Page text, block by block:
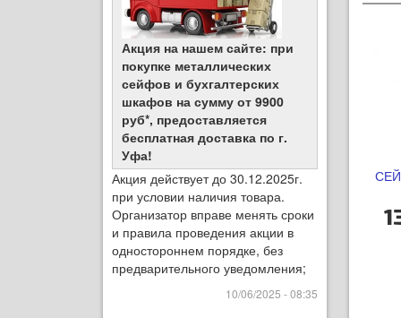
Акция на нашем сайте: при
покупке металлических
сейфов и бухгалтерских
шкафов на сумму от 9900
руб*, предоставляется
бесплатная доставка по г.
Уфа!
Акция действует до 30.12.2025г.
при условии наличия товара.
Организатор вправе менять сроки
и правила проведения акции в
одностороннем порядке, без
предварительного уведомления;
10/06/2025 - 08:35